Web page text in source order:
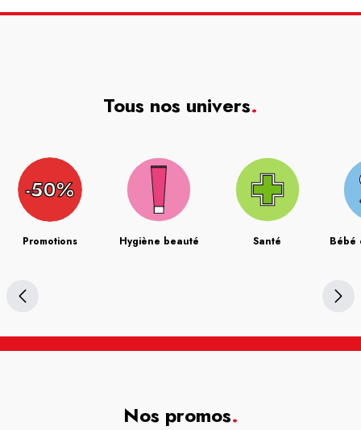
Tous nos univers.
Promotions Hygiène beauté Santé Bébé
Nos promos.